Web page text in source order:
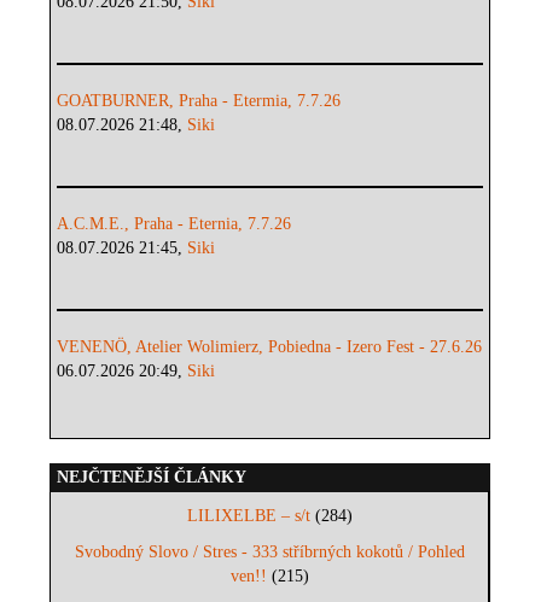
GOATBURNER, Praha - Etermia, 7.7.26
08.07.2026 21:48, Siki
A.C.M.E., Praha - Eternia, 7.7.26
08.07.2026 21:45, Siki
VENENÖ, Atelier Wolimierz, Pobiedna - Izero Fest - 27.6.26
06.07.2026 20:49, Siki
NEJČTENĚJŠÍ ČLÁNKY
LILIXELBE – s/t(284)
Svobodný Slovo / Stres - 333 stříbrných kokotů / Pohled
ven!! (215)